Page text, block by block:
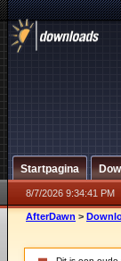
Startpagina
8/7/2026 9:34:41 PM
AfterDawn >